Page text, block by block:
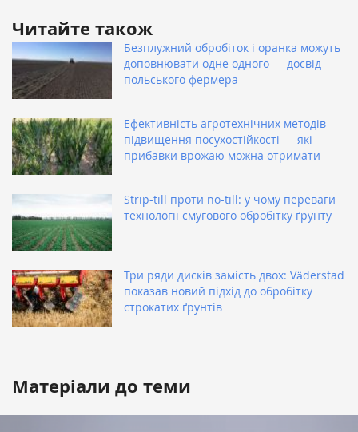
Читайте також
Безплужний обробіток і оранка можуть
доповнювати одне одного — досвід
польського фермера
Ефективність агротехнічних методів
підвищення посухостійкості — які
прибавки врожаю можна отримати
Strip-till проти no-till: у чому переваги
технології смугового обробітку ґрунту
Три ряди дисків замість двох: Väderstad
показав новий підхід до обробітку
строкатих ґрунтів
Матеріали до теми